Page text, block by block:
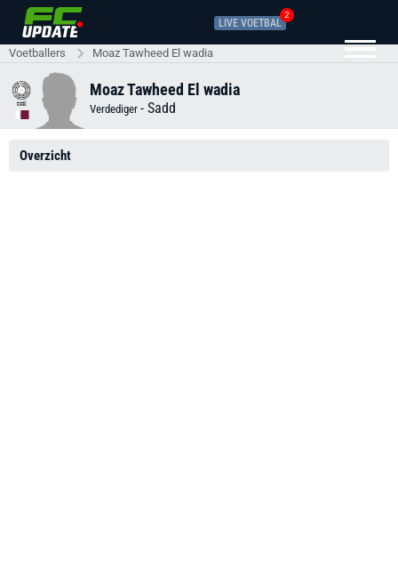
LIVE VOETBAL
2
Voetballers Moaz Tawheed El wadia
Moaz Tawheed El wadia
Verdediger - Sadd
Overzicht